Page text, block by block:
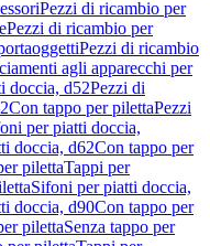
Pezzi di ricambio per
Pezzi di ricambio per
Pezzi di ricambio
agli apparecchi per
doccia, d52Pezzi di
Con tappo per pilettaPezzi
per piatti doccia,
doccia, d62Con tappo per
pilettaTappi per
Sifoni per piatti doccia,
doccia, d90Con tappo per
pilettaSenza tappo per